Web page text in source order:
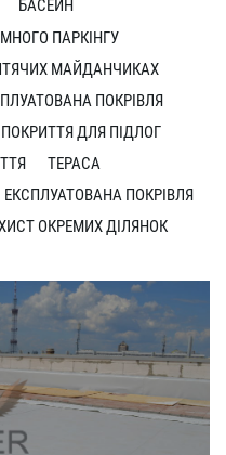
БАСЕЙН
ПАРКІНГУ
МАЙДАНЧИКАХ
ПОКРІВЛЯ
ПОКРИТТЯ ДЛЯ ПІДЛОГ
ТЕРАСА
ЕКСПЛУАТОВАНА ПОКРІВЛЯ
ОКРЕМИХ ДІЛЯНОК